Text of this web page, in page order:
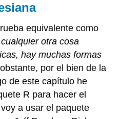
equivalente como
otra cosa
hay muchas formas
por el bien de la
de este capítulo he
R para hacer el
a usar el paquete